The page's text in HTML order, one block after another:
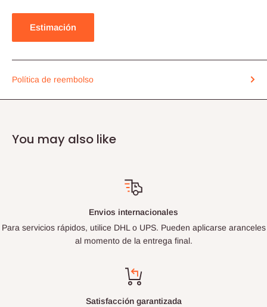
Estimación
Política de reembolso
You may also like
Envios internacionales
Para servicios rápidos, utilice DHL o UPS. Pueden aplicarse aranceles
al momento de la entrega final.
Satisfacción garantizada